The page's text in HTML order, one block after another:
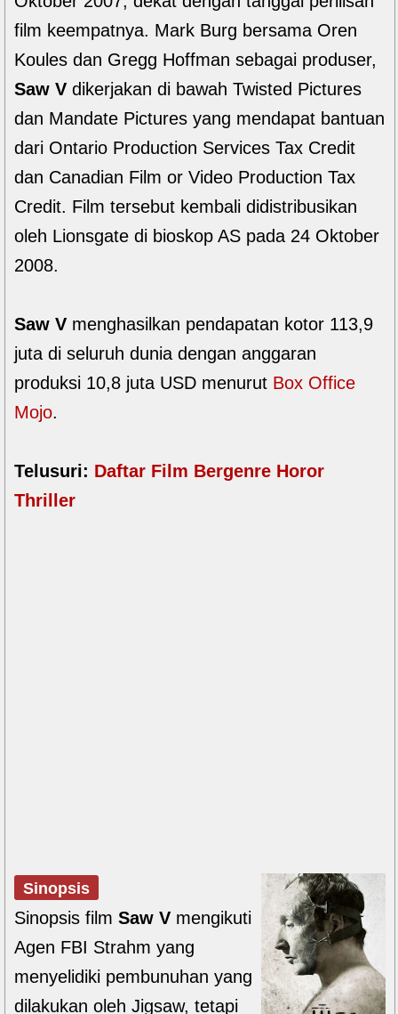
film keempatnya. Mark Burg bersama Oren
Koules dan Gregg Hoffman sebagai produser,
Saw V dikerjakan di bawah Twisted Pictures
dan Mandate Pictures yang mendapat bantuan
dari Ontario Production Services Tax Credit
dan Canadian Film or Video Production Tax
Credit. Film tersebut kembali didistribusikan
oleh Lionsgate di bioskop AS pada 24 Oktober
2008.
Saw V menghasilkan pendapatan kotor 113,9
juta di seluruh dunia dengan anggaran
produksi 10,8 juta USD menurut Box Office
Mojo.
Telusuri: Daftar Film Bergenre Horor
Thriller
Sinopsis
Sinopsis film Saw V mengikuti
Agen FBI Strahm yang
menyelidiki pembunuhan yang
dilakukan oleh Jigsaw, tetapi